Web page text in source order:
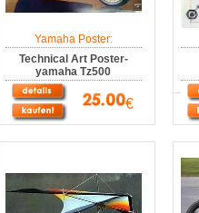
Yamaha Poster:
Technical Art Poster-
yamaha Tz500
€